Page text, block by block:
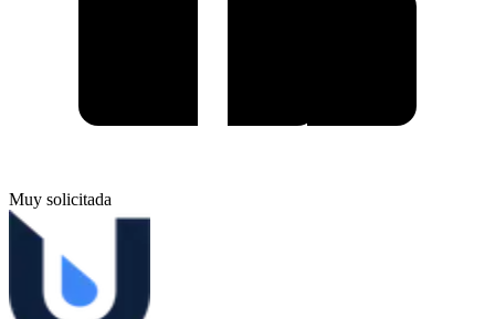
Muy solicitada